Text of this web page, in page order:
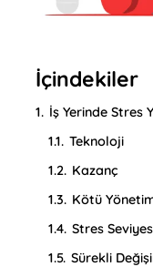
İçindekiler
1. İş Yerinde Stres
1.1. Teknoloji
1.2. Kazanç
1.3. Kötü
1.4. Stres
1.5. Sürekli